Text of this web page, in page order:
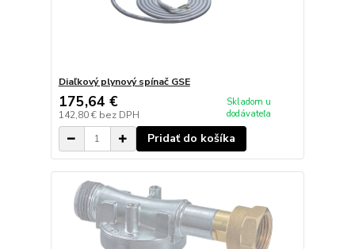
Diaľkový plynový spínač GSE
175,64 €
142,80 € bez DPH
Skladom u
dodávateľa
Pridať do košíka